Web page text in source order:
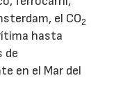
el CO2
hasta
de
en el Mar del